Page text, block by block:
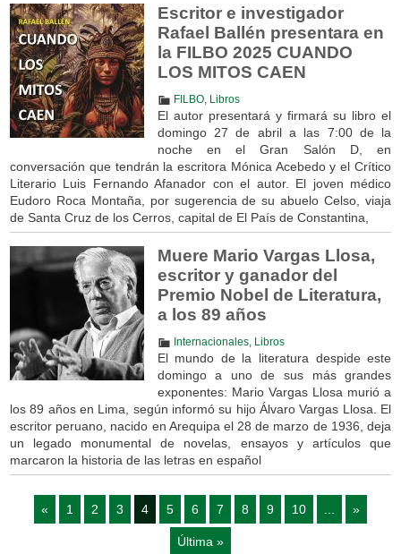
Escritor e investigador
Rafael Ballén presentara en
la FILBO 2025 CUANDO
LOS MITOS CAEN
FILBO, Libros
El autor presentará y firmará su libro el
domingo 27 de abril a las 7:00 de la
noche en el Gran Salón D, en
conversación que tendrán la escritora Mónica Acebedo y el Crítico
Literario Luis Fernando Afanador con el autor. El joven médico
Eudoro Roca Montaña, por sugerencia de su abuelo Celso, viaja
de Santa Cruz de los Cerros, capital de El País de Constantina,
Muere Mario Vargas Llosa,
escritor y ganador del
Premio Nobel de Literatura,
a los 89 años
Internacionales, Libros
El mundo de la literatura despide este
domingo a uno de sus más grandes
exponentes: Mario Vargas Llosa murió a
los 89 años en Lima, según informó su hijo Álvaro Vargas Llosa. El
escritor peruano, nacido en Arequipa el 28 de marzo de 1936, deja
un legado monumental de novelas, ensayos y artículos que
marcaron la historia de las letras en español
« 1 2 3 4 5 6 7 8 9 10 »
Última »